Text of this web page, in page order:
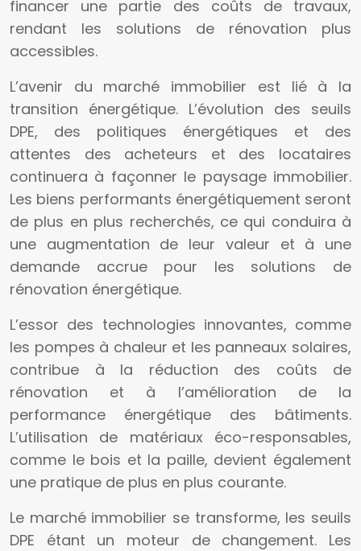
financer une partie des coûts de travaux,
rendant les solutions de rénovation plus
accessibles.
L’avenir du marché immobilier est lié à la
transition énergétique. L’évolution des seuils
DPE, des politiques énergétiques et des
attentes des acheteurs et des locataires
continuera à façonner le paysage immobilier.
Les biens performants énergétiquement seront
de plus en plus recherchés, ce qui conduira à
une augmentation de leur valeur et à une
demande accrue pour les solutions de
rénovation énergétique.
L’essor des technologies innovantes, comme
les pompes à chaleur et les panneaux solaires,
contribue à la réduction des coûts de
rénovation et à l’amélioration de la
performance énergétique des bâtiments.
L’utilisation de matériaux éco-responsables,
comme le bois et la paille, devient également
une pratique de plus en plus courante.
Le marché immobilier se transforme, les seuils
DPE étant un moteur de changement. Les